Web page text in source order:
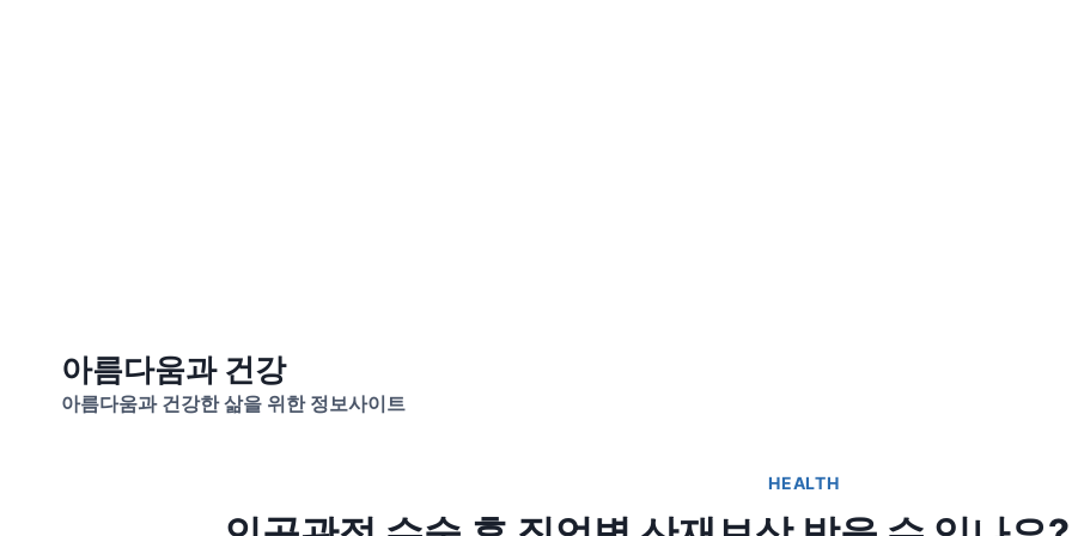
아름다움과 건강
아름다움과 건강한 삶을 위한 정보사이트
HEALTH